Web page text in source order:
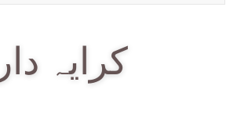
کرایہ